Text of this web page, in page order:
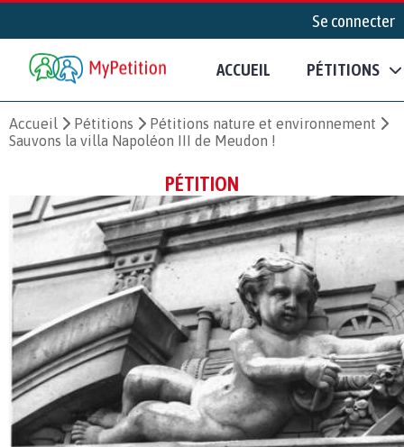
Se connecter
ACCUEIL PÉTITIONS
Accueil Pétitions
Pétitions nature et environnement
Sauvons la villa Napoléon III de Meudon !
PÉTITION